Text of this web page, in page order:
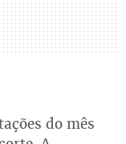
do mês